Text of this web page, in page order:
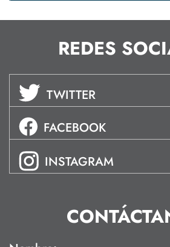
REDES
TWITTER
FACEBOOK
INSTAGRAM